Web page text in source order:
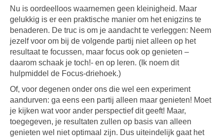
Nu is oordeelloos waarnemen geen kleinigheid. Maar
gelukkig is er een praktische manier om het enigzins te
benaderen. De truc is om je aandacht te verleggen: Neem
jezelf voor om bij de volgende partij niet alleen op het
resultaat te focussen, maar focus ook op genieten –
daarom schaak je toch!- en op leren. (Ik noem dit
hulpmiddel de Focus-driehoek.)
Of, voor degenen onder ons die wel een experiment
aandurven: ga eens een partij alleen maar genieten! Moet
je kijken wat voor ander perspectief dit geeft! Maar,
toegegeven, je resultaten zullen op basis van alleen
genieten wel niet optimaal zijn. Dus uiteindelijk gaat het